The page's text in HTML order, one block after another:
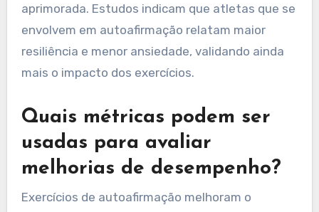
aprimorada. Estudos indicam que atletas que se
envolvem em autoafirmação relatam maior
resiliência e menor ansiedade, validando ainda
mais o impacto dos exercícios.
Quais métricas podem ser
usadas para avaliar
melhorias de desempenho?
Exercícios de autoafirmação melhoram o